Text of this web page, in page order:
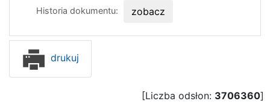
Historia dokumentu:
zobacz
drukuj
[Liczba odsłon: 3706360]